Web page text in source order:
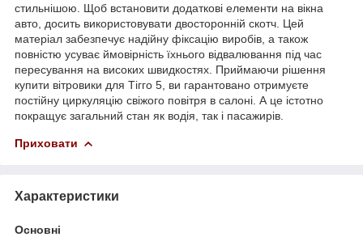
стильнішою. Щоб встановити додаткові елементи на вікна
авто, досить використовувати двосторонній скотч. Цей
матеріал забезпечує надійну фіксацію виробів, а також
повністю усуває ймовірність їхнього відвалювання під час
пересування на високих швидкостях. Приймаючи рішення
купити вітровики для Тігго 5, ви гарантовано отримуєте
постійну циркуляцію свіжого повітря в салоні. А це істотно
покращує загальний стан як водія, так і пасажирів.
Приховати
Характеристики
Основні